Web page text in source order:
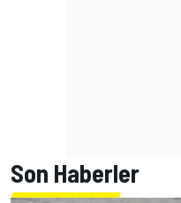
Son Haberler